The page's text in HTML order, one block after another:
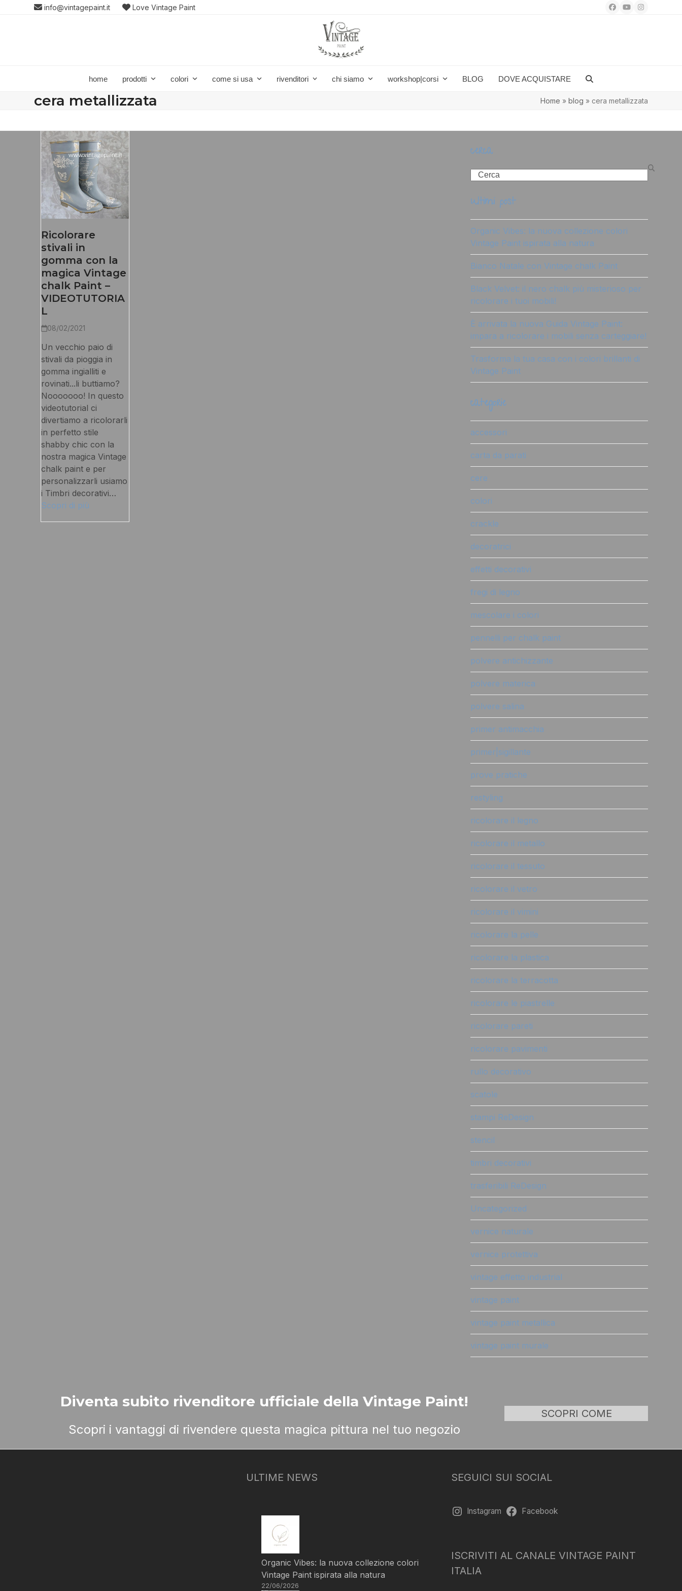
info@vintagepaint.it Love Vintage Paint Facebook
YouTubeInstagram
home prodotti colori come si usa rivenditori chi siamo workshop|corsi BLOG DOVE ACQUISTARE
cera metallizzata Home » blog » cera metallizzata
Ricolorare
stivali in
gomma con la
magica Vintage
chalk Paint –
VIDEOTUTORIA
L
08/02/2021
Un vecchio paio di
stivali da pioggia in
gomma ingialliti e
rovinati...li buttiamo?
Nooooooo! In questo
videotutorial ci
divertiamo a ricolorarli
in perfetto stile
shabby chic con la
nostra magica Vintage
chalk paint e per
personalizzarli usiamo
i Timbri decorativi…
Scopri di più
cerca
Search
ultimi post
Organic Vibes: la nuova collezione colori
Vintage Paint ispirata alla natura
Bianco Natale con Vintage chalk Paint
Black Velvet: il nero chalk più misterioso per
ricolorare i tuoi mobili!
È arrivata la nuova Guida Vintage Paint:
impara a ricolorare i mobili senza carteggiare!
Trasforma la tua casa con i colori brillanti di
Vintage Paint
categorie
accessori
carta da parati
cere
colori
crackle
decoratrici
effetti decorativi
fregi di legno
mescolare i colori
pennelli per chalk paint
polvere antichizzante
polvere materica
polvere salina
primer antimacchia
primer|sigillante
prove pratiche
restyling
ricolorare il legno
ricolorare il metallo
ricolorare il tessuto
ricolorare il vetro
ricolorare il vimini
ricolorare la pelle
ricolorare la plastica
ricolorare la terracotta
ricolorare le piastrelle
ricolorare pareti
ricolorare pavimenti
rullo decorativo
scatole
stampi ReDesign
stencil
timbri decorativi
trasferibili ReDesign
Uncategorized
vernice naturale
vernice protettiva
vintage effetto industrial
vintage paint
vintage paint metallica
vintage paint murale
Diventa subito rivenditore ufficiale della Vintage Paint!
Scopri i vantaggi di rivendere questa magica pittura nel tuo negozio
SCOPRI COME
ULTIME NEWS
Organic Vibes: la nuova collezione colori
Vintage Paint ispirata alla natura
22/06/2026
SEGUICI SUI SOCIAL
Instagram Facebook
ISCRIVITI AL CANALE VINTAGE PAINT
ITALIA